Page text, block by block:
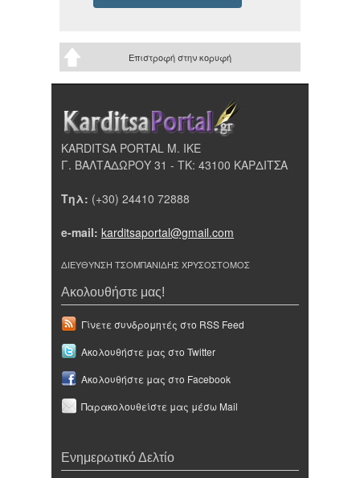
Επιστροφή στην κορυφή
KARDITSA PORTAL Μ. ΙΚΕ
Γ. ΒΑΛΤΑΔΩΡΟΥ 31 - ΤΚ: 43100 ΚΑΡΔΙΤΣΑ
Τηλ: (+30) 24410 72888
e-mail: karditsaportal@gmail.com
ΔΙΕΥΘΥΝΣΗ ΤΣΟΜΠΑΝΙΔΗΣ ΧΡΥΣΟΣΤΟΜΟΣ
Ακολουθήστε μας!
Γίνετε συνδρομητές στο RSS Feed
Ακολουθήστε μας στο Twitter
Ακολουθήστε μας στο Facebook
Παρακολουθείστε μας μέσω Mail
Ενημερωτικό Δελτίο